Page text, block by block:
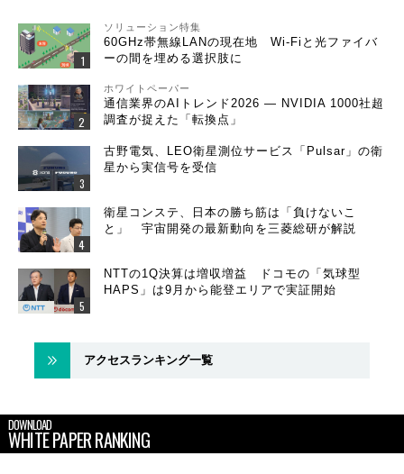
ソリューション特集
60GHz帯無線LANの現在地 Wi-Fiと光ファイバ
ーの間を埋める選択肢に
ホワイトペーパー
通信業界のAIトレンド2026 ― NVIDIA 1000社超
調査が捉えた「転換点」
古野電気、LEO衛星測位サービス「Pulsar」の衛
星から実信号を受信
衛星コンステ、日本の勝ち筋は「負けないこ
と」 宇宙開発の最新動向を三菱総研が解説
NTTの1Q決算は増収増益 ドコモの「気球型
HAPS」は9月から能登エリアで実証開始
アクセスランキング一覧
DOWNLOAD
WHITE PAPER RANKING